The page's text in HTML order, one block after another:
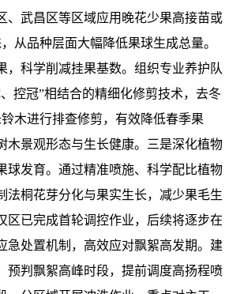
、武昌区等区域应用晚花少果高接苗或
从品种层面大幅降低果球生成总量。
，科学削减挂果基数。组织专业养护队
控冠”相结合的精细化修剪技术，去冬
木进行排查修剪，有效降低春季果
木景观形态与生长健康。三是深化植物
球发育。通过精准喷施、科学配比植物
法桐花芽分化与果实生长，减少果毛生
区已完成首轮调控作业，后续将逐步在
急处置机制，高效应对飘絮高发期。建
预判飘絮高峰时段，提前调度高扬程喷